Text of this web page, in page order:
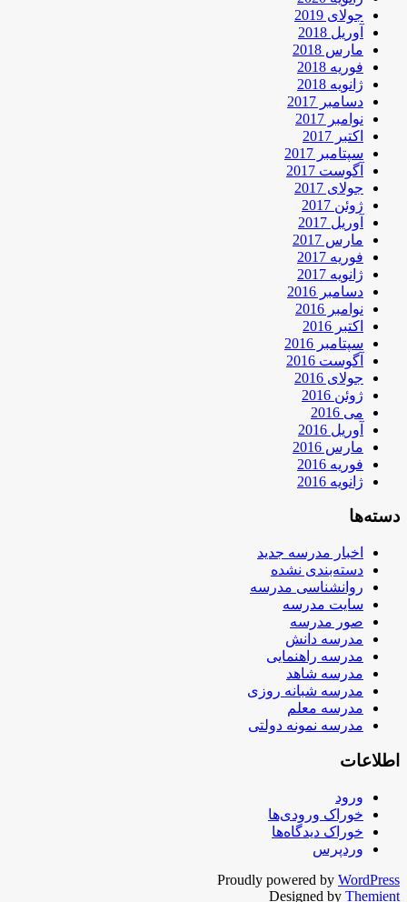
جولای 2019
آوریل 2018
مارس 2018
فوریه 2018
ژانویه 2018
دسامبر 2017
نوامبر 2017
اکتبر 2017
سپتامبر 2017
آگوست 2017
جولای 2017
ژوئن 2017
آوریل 2017
مارس 2017
فوریه 2017
ژانویه 2017
دسامبر 2016
نوامبر 2016
اکتبر 2016
سپتامبر 2016
آگوست 2016
جولای 2016
ژوئن 2016
می 2016
آوریل 2016
مارس 2016
فوریه 2016
ژانویه 2016
دسته‌ها
اخبار مدرسه جدید
دسته‌بندی نشده
روانشناسی مدرسه
سایت مدرسه
صور مدرسه
مدرسه دانش
مدرسه راهنمایی
مدرسه شاهد
مدرسه شبانه روزی
مدرسه معلم
مدرسه نمونه دولتی
اطلاعات
ورود
خوراک ورودی‌ها
خوراک دیدگاه‌ها
وردپرس
Proudly powered by WordPress
Designed by Themient